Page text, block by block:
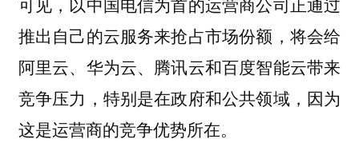
推出自己的云服务来抢占市场份额，将会给
阿里云、华为云、腾讯云和百度智能云带来
竞争压力，特别是在政府和公共领域，因为
这是运营商的竞争优势所在。